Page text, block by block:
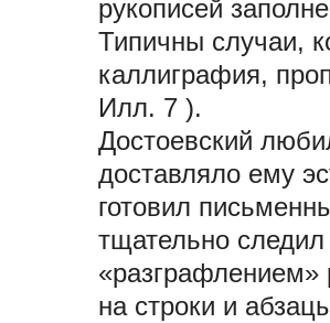
рукописей
Типичны случаи,
каллиграфия,
Илл. 7 ).
Достоевский
доставляло ему
готовил
тщательно
«разграфлением»
на строки и